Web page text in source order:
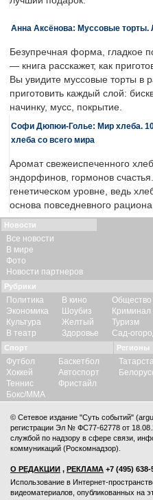
Анна Аксёнова: Муссовые торты.
Безупречная форма, гладкое
— книга расскажет, как
Вы увидите муссовые торты в
приготовить каждый слой:
начинку, мусс, покрытие.
Софи Дюпюи-Голье: Мир хлеба.
хлеба со всего мира
Аромат свежеиспеченного
эндорфинов, гормонов
генетическом уровне, ведь
основа повседневного
Новости
Все новости
В мире
Фото
Новости партнеров
Рубрики
Политика
Экономика
Культура
В театр
В кино
Шоубиз
Желтый
Здоровье
Общество
Криминал
Туризм
Сад-
Спорт
Футбол
Хоккей
Теннис
Бокс/ММА
Баскетбол
Автоспорт
Фристайл
Регионы
© Сетевое издание "Суть событий"
регистрации Эл № ФС77-62778 от
службой по надзору в сфере связи,
коммуникаций (Роскомнадзор).
О РЕДАКЦИИ , РЕКЛАМА +7 (495) 638-
Использование в Интернет-
видеоматериалов, опубликованных на